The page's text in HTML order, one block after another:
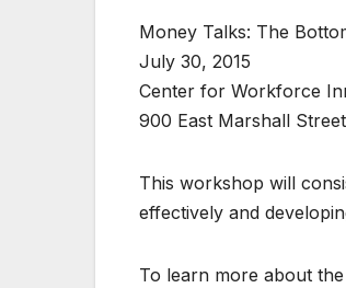
Money Talks: The
July 30, 2015
Center for Workforce
900 East Marshall
This workshop will
effectively and
To learn more about